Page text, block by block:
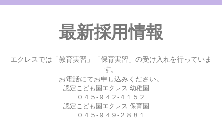
最新採用情報
エクレスでは「教育実習」「保育実習」の受け入れを行っていま
す。
お電話にてお申し込みください。
認定こども園エクレス 幼稚園
０４５-９４２-４１５２
認定こども園エクレス 保育園
０４５-９４９-２８８１